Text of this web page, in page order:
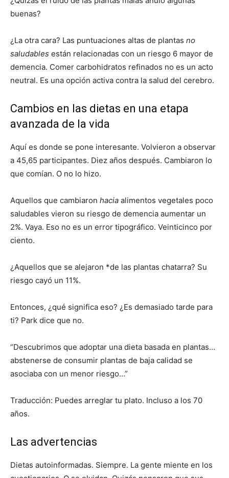
buenas?
¿La otra cara? Las puntuaciones altas de plantas no
saludables están relacionadas con un riesgo 6 mayor de
demencia. Comer carbohidratos refinados no es un acto
neutral. Es una opción activa contra la salud del cerebro.
Cambios en las dietas en una etapa
avanzada de la vida
Aquí es donde se pone interesante. Volvieron a observar
a 45,65 participantes. Diez años después. Cambiaron lo
que comían. O no lo hizo.
Aquellos que cambiaron hacia alimentos vegetales poco
saludables vieron su riesgo de demencia aumentar un
2%. Vaya. Eso no es un error tipográfico. Veinticinco por
ciento.
¿Aquellos que se alejaron *de las plantas chatarra? Su
riesgo cayó un 11%.
Entonces, ¿qué significa eso? ¿Es demasiado tarde para
ti? Park dice que no.
“Descubrimos que adoptar una dieta basada en plantas…
abstenerse de consumir plantas de baja calidad se
asociaba con un menor riesgo…”
Traducción: Puedes arreglar tu plato. Incluso a los 70
años.
Las advertencias
Dietas autoinformadas. Siempre. La gente miente en los